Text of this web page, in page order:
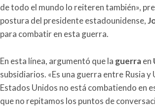
de todo el mundo lo reiteren también»,
postura del presidente estadounidense,
para combatir en esta guerra.
En esta línea, argumentó que la guerraen
subsidiarios. «Es una guerra entre Rusia y
Estados Unidos no está combatiendo en
que no repitamos los puntos de